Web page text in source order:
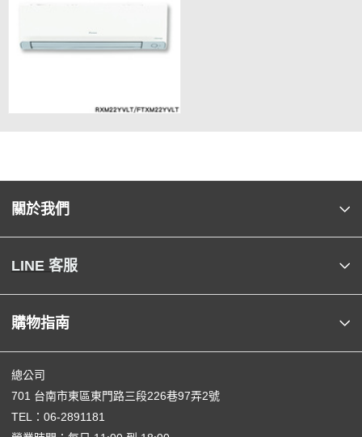
關於我們
LINE 客服
購物指南
總公司
701 台南市東區東門路三段226巷97弄2號
TEL： 06-2891181